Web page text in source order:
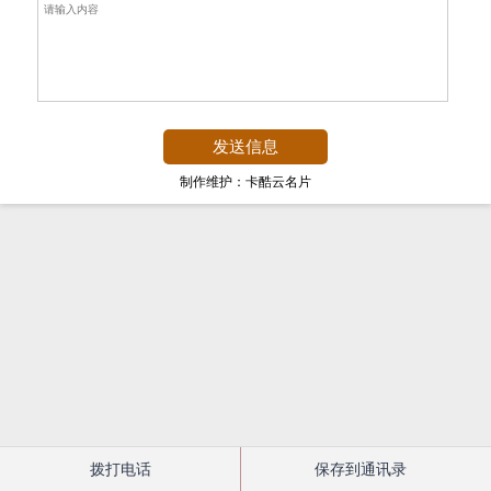
制作维护：卡酷云名片
拨打电话 保存到通讯录